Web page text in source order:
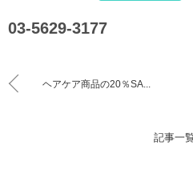
03-5629-3177
ヘアケア商品の20％SA...
記事一